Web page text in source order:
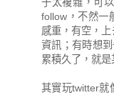
follow，不然一
感重，有空，
資訊；有時想
累積久了，就是
其實玩twitter就